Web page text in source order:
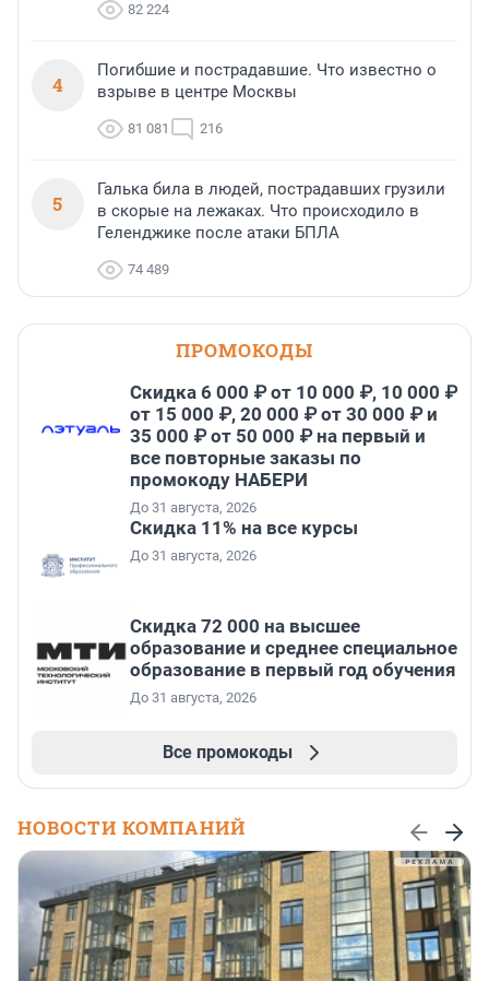
82 224
4
Погибшие и пострадавшие. Что известно о
взрыве в центре Москвы
81 081 216
5
Галька била в людей, пострадавших грузили
в скорые на лежаках. Что происходило в
Геленджике после атаки БПЛА
74 489
ПРОМОКОДЫ
Скидка 6 000 ₽ от 10 000 ₽, 10 000 ₽
от 15 000 ₽, 20 000 ₽ от 30 000 ₽ и
35 000 ₽ от 50 000 ₽ на первый и
все повторные заказы по
промокоду НАБЕРИ
До 31 августа, 2026
Скидка 11% на все курсы
До 31 августа, 2026
Скидка 72 000 на высшее
образование и среднее специальное
образование в первый год обучения
До 31 августа, 2026
Все промокоды
НОВОСТИ КОМПАНИЙ